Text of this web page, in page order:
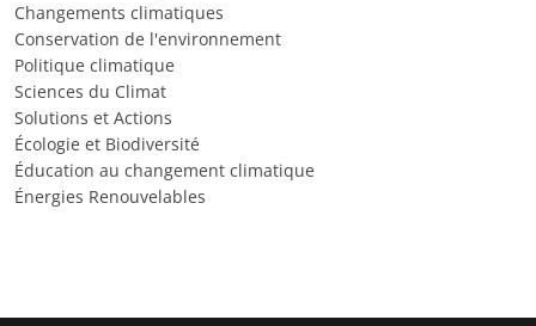
Changements climatiques
Conservation de l'environnement
Politique climatique
Sciences du Climat
Solutions et Actions
Écologie et Biodiversité
Éducation au changement climatique
Énergies Renouvelables